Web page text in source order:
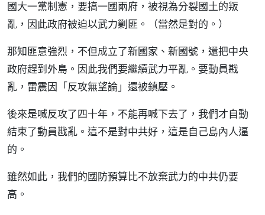
國大一黨制憲，要搞一國兩府，被視為分裂國土的叛
亂，因此政府被迫以武力剿匪。（當然是對的。）
那知匪意強烈，不但成立了新國家、新國號，還把中央
政府趕到外島。因此我們要繼續武力平亂。要動員戡
亂，雷震因「反攻無望論」還被鎮壓。
後來是喊反攻了四十年，不能再喊下去了，我們才自動
結束了動員戡亂。這不是對中共好，這是自己島內人逼
的。
雖然如此，我們的國防預算比不放棄武力的中共仍要
高。